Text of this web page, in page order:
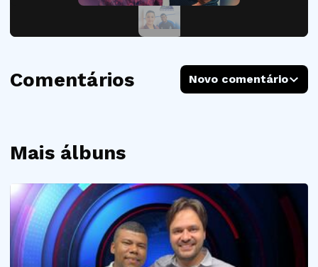
Mais álbuns
Comentários Novo comentário